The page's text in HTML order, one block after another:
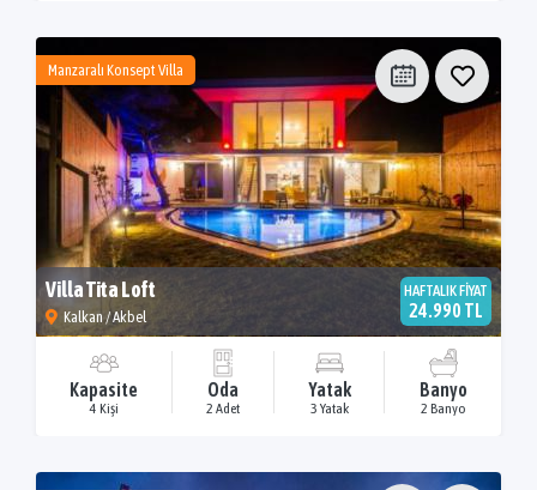
Manzaralı Konsept Villa
Villa Tita Loft
Kalkan / Akbel
HAFTALIK FİYAT
24.990 TL
Kapasite
4 Kişi
Oda
2 Adet
Yatak
3 Yatak
Banyo
2 Banyo